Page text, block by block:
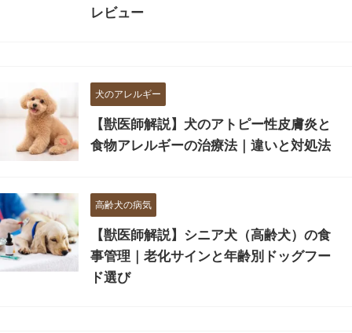
レビュー
犬のアレルギー
【獣医師解説】犬のアトピー性皮膚炎と
食物アレルギーの治療法｜違いと対処法
高齢犬の病気
【獣医師解説】シニア犬（高齢犬）の食
事管理｜老化サインと年齢別ドッグフー
ド選び